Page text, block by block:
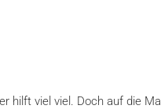
hilft viel viel. Doch auf die